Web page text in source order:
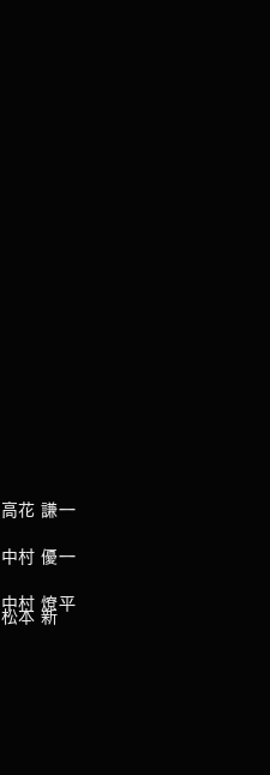
高花 謙一
中村 優一
中村 燎平
松本 新